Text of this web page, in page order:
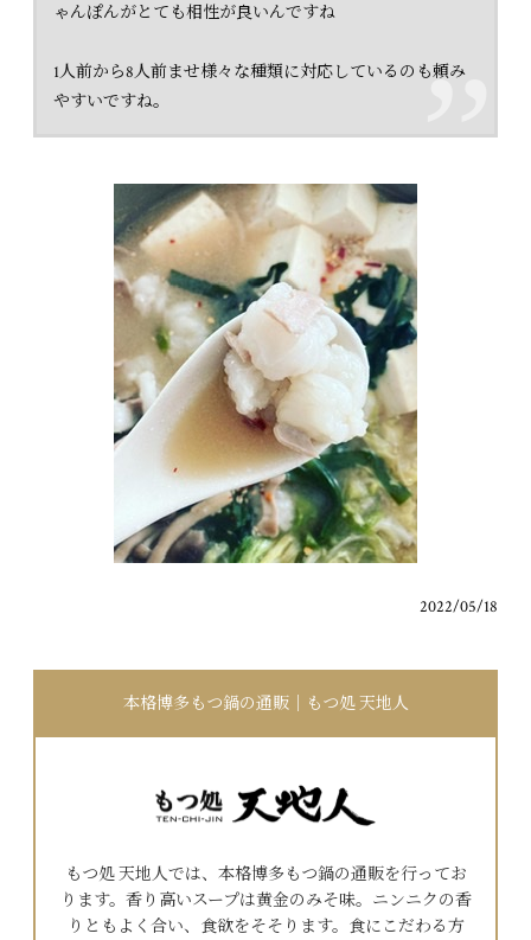
ゃんぽんがとても相性が良いんですね
1人前から8人前ませ様々な種類に対応しているのも頼み
やすいですね。
2022/05/18
本格博多もつ鍋の通販｜もつ処 天地人
もつ処 天地人では、本格博多もつ鍋の通販を行ってお
ります。香り高いスープは黄金のみそ味。ニンニクの香
りともよく合い、食欲をそそります。食にこだわる方